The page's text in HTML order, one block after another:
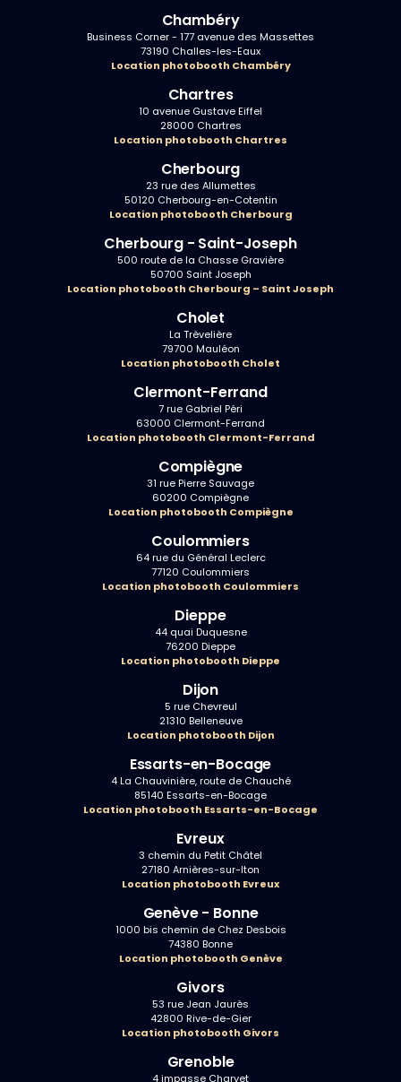
Chambéry
Business Corner - 177 avenue des Massettes
73190 Challes-les-Eaux
Location photobooth Chambéry
Chartres
10 avenue Gustave Eiffel
28000 Chartres
Location photobooth Chartres
Cherbourg
23 rue des Allumettes
50120 Cherbourg-en-Cotentin
Location photobooth Cherbourg
Cherbourg - Saint-Joseph
500 route de la Chasse Gravière
50700 Saint Joseph
Location photobooth Cherbourg – Saint Joseph
Cholet
La Trèvelière
79700 Mauléon
Location photobooth Cholet
Clermont-Ferrand
7 rue Gabriel Péri
63000 Clermont-Ferrand
Location photobooth Clermont-Ferrand
Compiègne
31 rue Pierre Sauvage
60200 Compiègne
Location photobooth Compiègne
Coulommiers
64 rue du Général Leclerc
77120 Coulommiers
Location photobooth Coulommiers
Dieppe
44 quai Duquesne
76200 Dieppe
Location photobooth Dieppe
Dijon
5 rue Chevreul
21310 Belleneuve
Location photobooth Dijon
Essarts-en-Bocage
4 La Chauvinière, route de Chauché
85140 Essarts-en-Bocage
Location photobooth Essarts-en-Bocage
Evreux
3 chemin du Petit Châtel
27180 Arnières-sur-Iton
Location photobooth Evreux
Genève - Bonne
1000 bis chemin de Chez Desbois
74380 Bonne
Location photobooth Genève
Givors
53 rue Jean Jaurès
42800 Rive-de-Gier
Location photobooth Givors
Grenoble
4 impasse Charvet